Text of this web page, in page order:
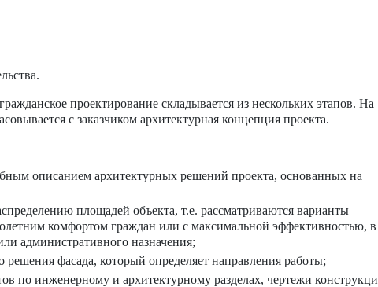
проектирование складывается из нескольких этапов. На
с заказчиком архитектурная концепция проекта.
описанием архитектурных решений проекта, основанных на
площадей объекта, т.е. рассматриваются варианты
комфортом граждан или с максимальной эффективностью, в
административного назначения;
решения фасада, который определяет направления работы;
по инженерному и архитектурному разделах, чертежи